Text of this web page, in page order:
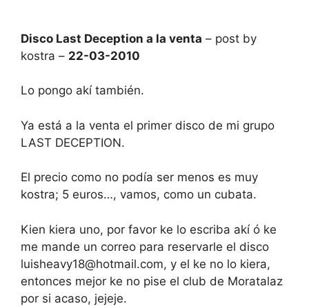
Disco Last Deception a la venta – post by
kostra – 22-03-2010
Lo pongo akí también.
Ya está a la venta el primer disco de mi grupo
LAST DECEPTION.
El precio como no podía ser menos es muy
kostra; 5 euros…, vamos, como un cubata.
Kien kiera uno, por favor ke lo escriba akí ó ke
me mande un correo para reservarle el disco
luisheavy18@hotmail.com, y el ke no lo kiera,
entonces mejor ke no pise el club de Moratalaz
por si acaso, jejeje.